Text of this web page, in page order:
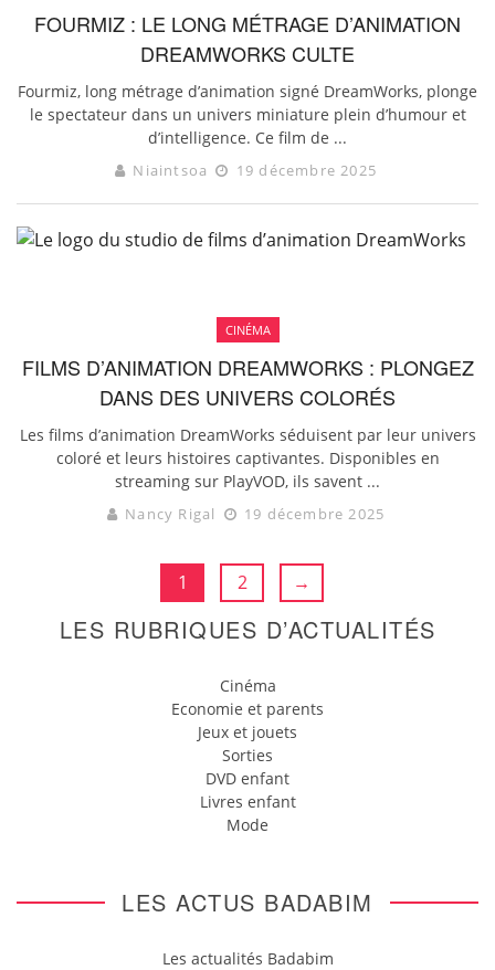
FOURMIZ : LE LONG MÉTRAGE D’ANIMATION
DREAMWORKS CULTE
Fourmiz, long métrage d’animation signé DreamWorks, plonge
le spectateur dans un univers miniature plein d’humour et
d’intelligence. Ce film de ...
Niaintsoa 19 décembre 2025
CINÉMA
FILMS D’ANIMATION DREAMWORKS : PLONGEZ
DANS DES UNIVERS COLORÉS
Les films d’animation DreamWorks séduisent par leur univers
coloré et leurs histoires captivantes. Disponibles en
streaming sur PlayVOD, ils savent ...
Nancy Rigal 19 décembre 2025
1 2 →
LES RUBRIQUES D’ACTUALITÉS
Cinéma
Economie et parents
Jeux et jouets
Sorties
DVD enfant
Livres enfant
Mode
LES ACTUS BADABIM
Les actualités Badabim